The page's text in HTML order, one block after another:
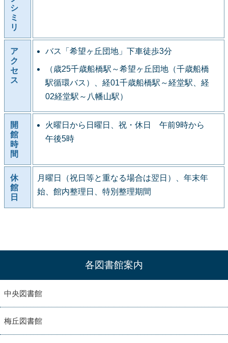
シ
ミ
リ
ア
ク
セ
ス
バス「希望ヶ丘団地」下車徒歩3分
（歳25千歳船橋駅～希望ヶ丘団地（千歳船橋
駅循環バス）、経01千歳船橋駅～経堂駅、経
02経堂駅～八幡山駅）
開
館
時
間
火曜日から日曜日、祝・休日 午前9時から
午後5時
休
館
日
月曜日（祝日等と重なる場合は翌日）、年末年
始、館内整理日、特別整理期間
各図書館案内
中央図書館
梅丘図書館